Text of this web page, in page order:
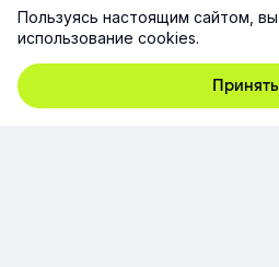
Расскажем о платформе и
демо-доступ
Пользуясь настоящим сайтом,
использование cookies.
Принять